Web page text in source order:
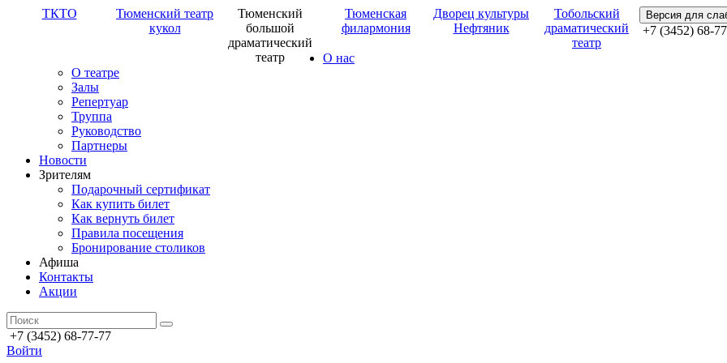
ТКТО
Тюменский театр
кукол
Тюменский
большой
драматический
театр
Тюменская
филармония
Дворец культуры
Нефтяник
Тобольский
драматический
театр
Версия для
+7 (3452) 68-
О нас
О театре
Залы
Репертуар
Труппа
Руководство
Партнеры
Новости
Зрителям
Подарочный сертификат
Как купить билет
Как вернуть билет
Правила посещения
Бронирование столиков
Афиша
Контакты
Акции
+7 (3452) 68-77-77
Войти